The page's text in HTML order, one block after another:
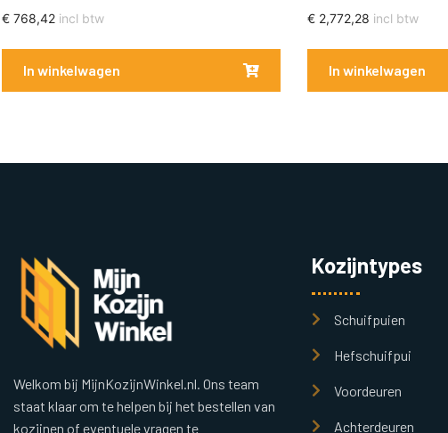
€ 768,42 incl btw
In winkelwagen
€2,772,28 incl btw
In winkelwagen
Welkom bij MijnKozijnWinkel.nl. Ons team
staat klaar om te helpen bij het bestellen van
kozijnen of eventuele vragen te
Kozijntypes
Schuifpuien
Hefschuifpui
Voordeuren
Achterdeuren